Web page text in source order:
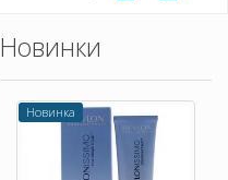
Новинки
Новинка